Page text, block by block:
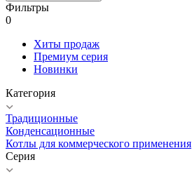
Фильтры
0
Хиты продаж
Премиум серия
Новинки
Категория
Традиционные
Конденсационные
Котлы для коммерческого применения
Серия